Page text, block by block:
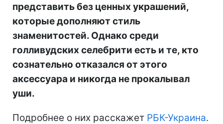
представить без ценных украшений,
которые дополняют стиль
знаменитостей. Однако среди
голливудских селебрити есть и те, кто
сознательно отказался от этого
аксессуара и никогда не прокалывал
уши.
Подробнее о них расскажет РБК-Украина.